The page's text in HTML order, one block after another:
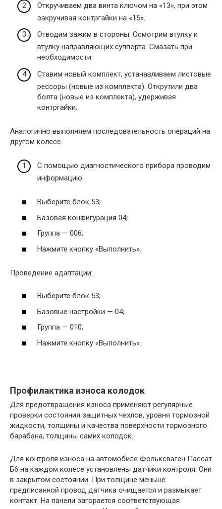
Откручиваем два винта ключом на «13», при этом
закручивая контргайки на «15».
Отводим зажим в стороны. Осмотрим втулку и
втулку направляющих суппорта. Смазать при
необходимости.
Ставим новый комплект, устанавливаем листовые
рессоры (новые из комплекта). Открутили два
болта (новые из комплекта), удерживая
контргайки.
Аналогично выполняем последовательность операций на
другом колесе.
С помощью диагностического прибора проводим
информацию:
Выберите блок 53;
Базовая конфигурация 04;
Группа — 006;
Нажмите кнопку «Выполнить».
Проведение адаптации:
Выберите блок 53;
Базовые настройки — 04;
Группа — 010;
Нажмите кнопку «Выполнить».
Профилактика износа колодок
Для предотвращения износа применяют регулярные
проверки состояния защитных чехлов, уровня тормозной
жидкости, толщины и качества поверхности тормозного
барабана, толщины самих колодок.
Для контроля износа на автомобиле Фольксваген Пассат
Б6 на каждом колесе установлены датчики контроля. Они
в закрытом состоянии. При толщине меньше
предписанной провод датчика очищается и размыкает
контакт. На панели загорается соответствующая